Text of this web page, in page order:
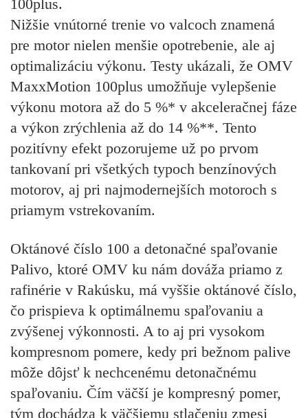
100plus.
Nižšie vnútorné trenie vo valcoch znamená
pre motor nielen menšie opotrebenie, ale aj
optimalizáciu výkonu. Testy ukázali, že OMV
MaxxMotion 100plus umožňuje vylepšenie
výkonu motora až do 5 %* v akceleračnej fáze
a výkon zrýchlenia až do 14 %**. Tento
pozitívny efekt pozorujeme už po prvom
tankovaní pri všetkých typoch benzínových
motorov, aj pri najmodernejších motoroch s
priamym vstrekovaním.
Oktánové číslo 100 a detonačné spaľovanie
Palivo, ktoré OMV ku nám dováža priamo z
rafinérie v Rakúsku, má vyššie oktánové číslo,
čo prispieva k optimálnemu spaľovaniu a
zvýšenej výkonnosti. A to aj pri vysokom
kompresnom pomere, kedy pri bežnom palive
môže dôjsť k nechcenému detonačnému
spaľovaniu. Čím väčší je kompresný pomer,
tým dochádza k väčšiemu stlačeniu zmesi